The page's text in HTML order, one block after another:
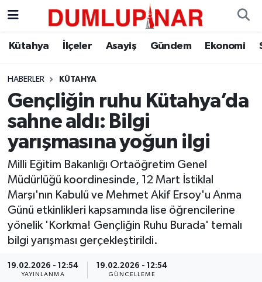
Kütahya İlçeler Asayiş Gündem Ekonomi
HABERLER KÜTAHYA
Gençliğin ruhu Kütahya’da
sahne aldı: Bilgi
yarışmasına yoğun ilgi
Milli Eğitim Bakanlığı Ortaöğretim Genel
Müdürlüğü koordinesinde, 12 Mart İstiklal
Marşı'nın Kabulü ve Mehmet Akif Ersoy'u Anma
Günü etkinlikleri kapsamında lise öğrencilerine
yönelik 'Korkma! Gençliğin Ruhu Burada' temalı
bilgi yarışması gerçekleştirildi.
19.02.2026 - 12:54
YAYINLANMA
19.02.2026 - 12:54
GÜNCELLEME
Asayiş
Diğer
Dünya
Ekonomi
Eleman
Emlak
Kütahya Hava Durumu
Kütahya Trafik Yoğunluk Haritası
Süper Lig Puan Durumu ve Fikstür
Son Dakika Haberleri
Haber Arşivi